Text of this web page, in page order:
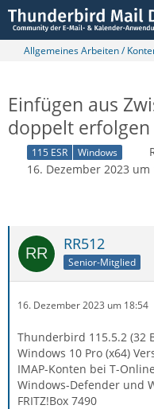
Allgemeines Arbeiten /
Einfügen aus
doppelt erfolgen
115 ESR Windows
16. Dezember 2023 um
RR512
Senior-Mitglied
16. Dezember 2023 um 18:54
Thunderbird 115.5.2 (32
Windows 10 Pro (x64)
IMAP-Konten bei T-
Windows-Defender und
FRITZ!Box 7490